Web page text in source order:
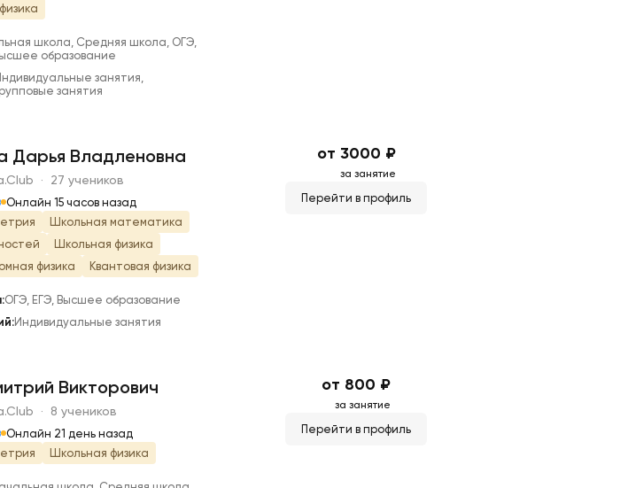
школа, Средняя школа, ОГЭ,
образование
занятия,
занятия
Дарья Владленовна
· 27 учеников
Онлайн 15 часов назад
Школьная математика
Школьная физика
физика Квантовая физика
ОГЭ, ЕГЭ, Высшее образование
Индивидуальные занятия
от 3000 ₽
за занятие
Перейти в профиль
Викторович
· 8 учеников
Онлайн 21 день назад
Школьная физика
от 800 ₽
за занятие
Перейти в профиль